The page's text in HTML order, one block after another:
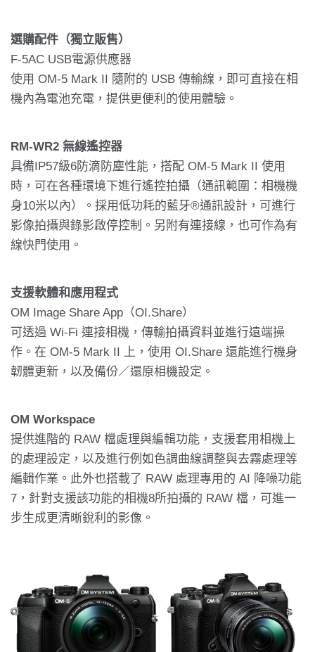
選購配件（獨立販售）
F-5AC USB電源供應器
使用 OM-5 Mark II 隨附的 USB 傳輸線，即可直接在相
機內為電池充電，提供更便利的使用體驗。
RM-WR2 無線遙控器
具備IP57級6防滴防塵性能，搭配 OM-5 Mark II 使用
時，可在各種環境下進行遙控拍攝（通訊範圍：相機機
身10米以內）。採用低功耗的藍牙®通訊設計，可進行
影像拍攝與錄影啟停控制。另附有連接線，也可作為有
線快門使用。
支援軟體和應用程式
OM Image Share App（OI.Share）
可透過 Wi-Fi 連接相機，傳輸拍攝資料並進行遠端操
作。在 OM-5 Mark II 上，使用 OI.Share 還能進行機身
韌體更新，以及備份／還原相機設定。
OM Workspace
提供進階的 RAW 檔處理與編輯功能，支援套用相機上
的處理設定，以及進行例如色調曲線調整與去霧處理等
編輯作業。此外也搭載了 RAW 處理專用的 AI 降噪功能
7，針對支援該功能的相機8所拍攝的 RAW 檔，可進一
步生成更清晰銳利的影像。